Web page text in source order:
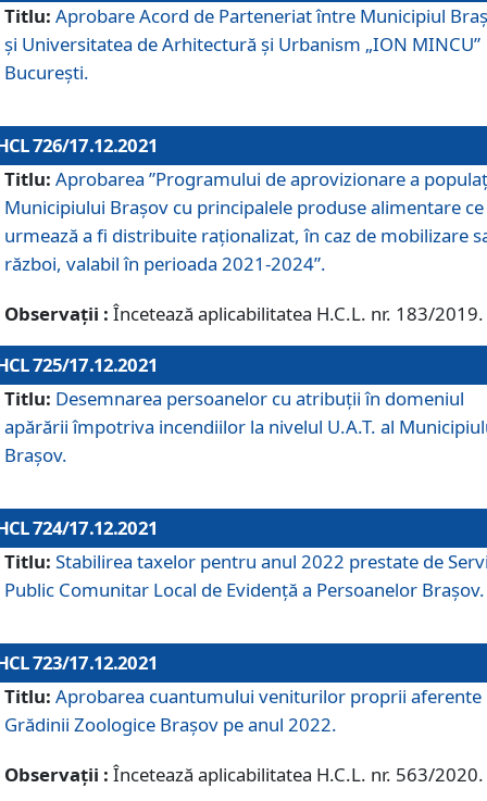
Titlu: Aprobare Acord de Parteneriat între Municipiul
și Universitatea de Arhitectură și Urbanism „ION MINCU”
București.
726/17.12.2021
Titlu: Aprobarea ”Programului de aprovizionare a
Municipiului Braşov cu principalele produse alimentare ce
urmează a fi distribuite raționalizat, în caz de mobilizare
război, valabil în perioada 2021-2024”.
Observații : Încetează aplicabilitatea H.C.L. nr. 183/2019.
725/17.12.2021
Titlu: Desemnarea persoanelor cu atribuții în domeniul
apărării împotriva incendiilor la nivelul U.A.T. al
Brașov.
724/17.12.2021
Titlu: Stabilirea taxelor pentru anul 2022 prestate de
Public Comunitar Local de Evidență a Persoanelor Braşov.
723/17.12.2021
Titlu: Aprobarea cuantumului veniturilor proprii aferente
Grădinii Zoologice Braşov pe anul 2022.
Observații : Încetează aplicabilitatea H.C.L. nr. 563/2020.